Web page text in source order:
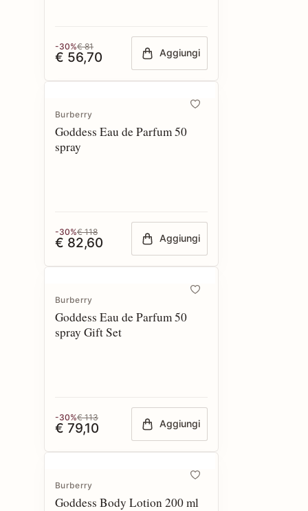
-30%€ 81
€ 56,70 Aggiungi
Burberry
Goddess Eau de Parfum 50
spray
-30%€ 118
€ 82,60 Aggiungi
Burberry
Goddess Eau de Parfum 50
spray Gift Set
-30%€ 113
€ 79,10 Aggiungi
Burberry
Goddess Body Lotion 200 ml